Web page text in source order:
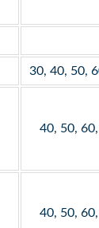
30, 40, 50,
40, 50,
40, 50,